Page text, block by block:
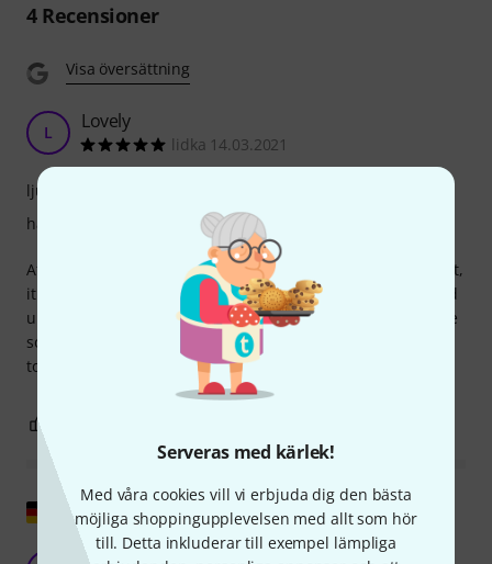
Serveras med kärlek!
Med våra cookies vill vi erbjuda dig den bästa
möjliga shoppingupplevelsen med allt som hör
till. Detta inkluderar till exempel lämpliga
4Recensioner
Visa översättning
L Lovely
lidka 14.03.2021
After you figure out how to sit while playing this instrument,
it's a magnificent experience! The sound is really lovely and
unique. It suits irish music or video games soundracks. The
sound gives a brief feeling of history. I am looking torward
to playing it publicly!
ljud
hantverkskvalitet
Visa original
Ett mycket intressant instrument